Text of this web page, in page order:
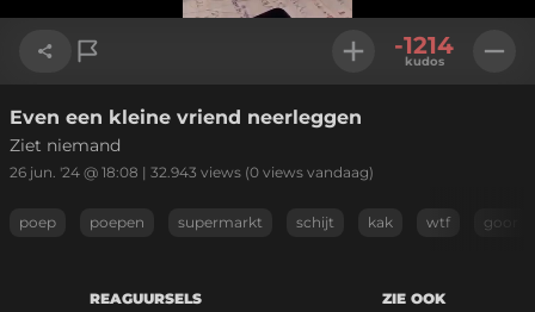
Link kopiëren
-1214
kudos
Even een kleine vriend neerleggen
Ziet niemand
26 jun. '24 @ 18:08 | 32.943 views (0 views vandaag)
poep poepen supermarkt schijt kak wtf goor
REAGUURSELS ZIE OOK